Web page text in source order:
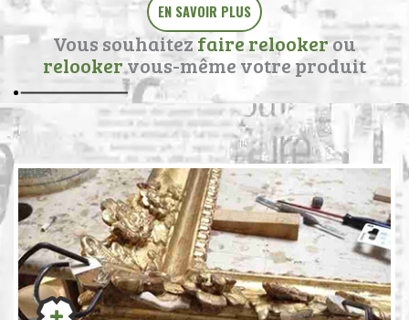
EN SAVOIR PLUS
Vous souhaitez faire relookerou
relookervous-même votre produit